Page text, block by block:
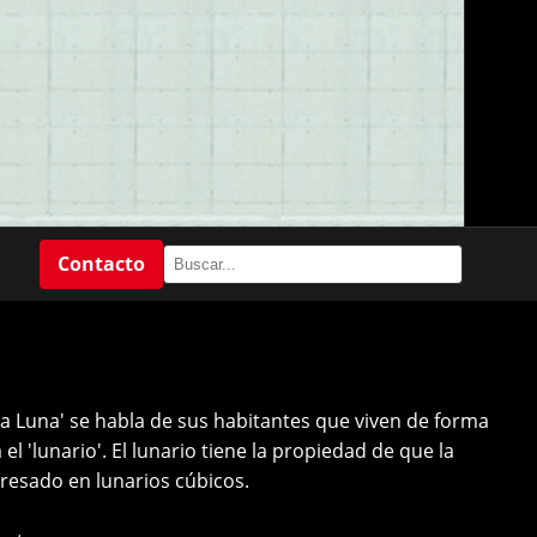
Contacto
Luna' se habla de sus habitantes que viven de forma
'lunario'. El lunario tiene la propiedad de que la
en lunarios cúbicos.